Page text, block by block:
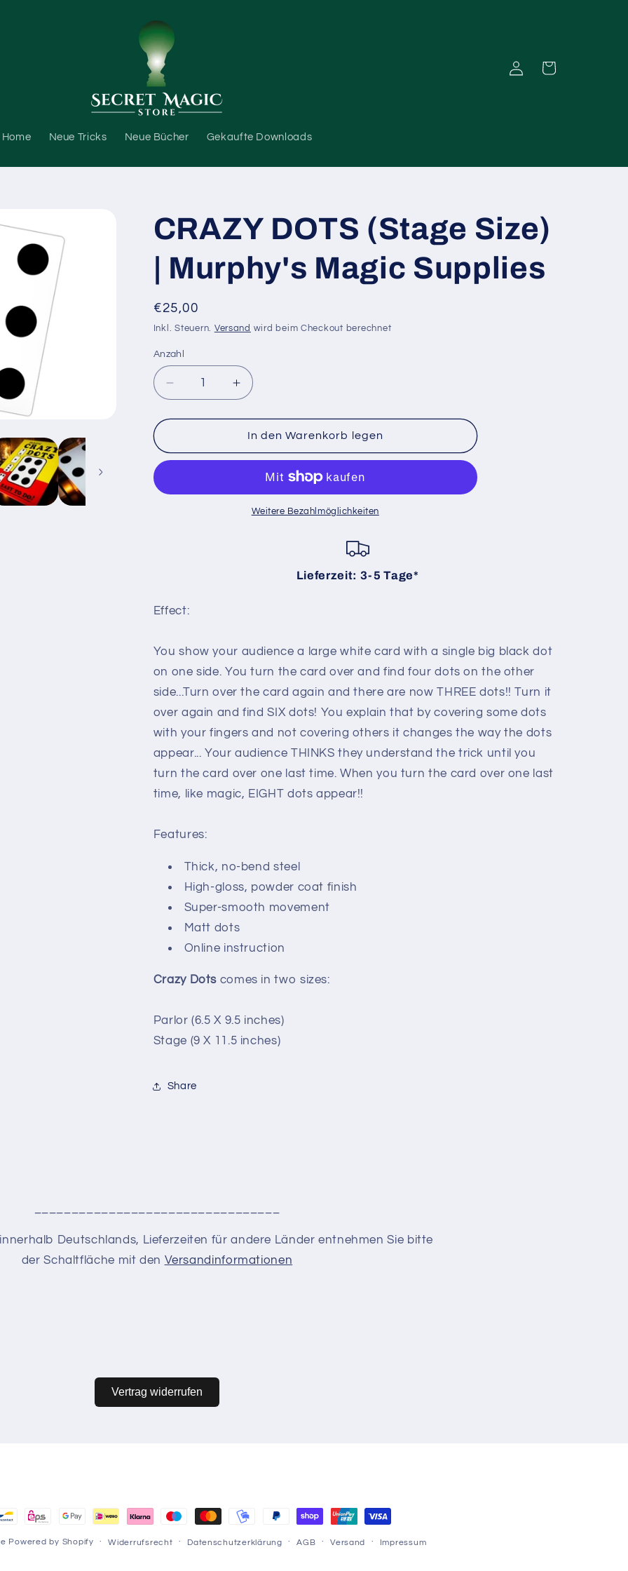
Home Neue Tricks Neue Bücher Gekaufte Downloads
EinloggenWarenkorb
CRAZY DOTS (Stage Size)
| Murphy's Magic Supplies
Normaler
Preis
€25,00
Inkl. Steuern. Versand wird beim Checkout berechnet
Anzahl
Anzahl
Verringere
die
Menge
CRAZY
Size)
Erhöhe
die
Menge
für
CRAZY
(Stage
Size)
In den Warenkorb legen
Weitere Bezahlmöglichkeiten
Lieferzeit: 3-5 Tage*
Effect:
You show your audience a large white card with a single big black dot
on one side. You turn the card over and find four dots on the other
side...Turn over the card again and there are now THREE dots!! Turn it
over again and find SIX dots! You explain that by covering some dots
with your fingers and not covering others it changes the way the dots
appear... Your audience THINKS they understand the trick until you
turn the card over one last time. When you turn the card over one last
time, like magic, EIGHT dots appear!!
Features:
Thick, no-bend steel
High-gloss, powder coat finish
Super-smooth movement
Matt dots
Online instruction
Crazy Dots comes in two sizes:
Parlor (6.5 X 9.5 inches)
Stage (9 X 11.5 inches)
Share
Deutschlands, Lieferzeiten für andere Länder entnehmen Sie bitte
der Schaltfläche mit den Versandinformationen
Vertrag widerrufen
Powered by Shopify Widerrufsrecht Datenschutzerklärung AGB Versand Impressum